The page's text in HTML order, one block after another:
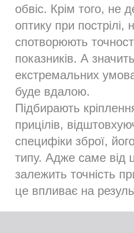
обвіс. Крім того, не
оптику при пострілі,
спотворюють
показників. А
екстремальних
буде вдалою.
Підбирають
прицілів,
специфіки зброї,
типу. Адже саме від
залежить точність
це впливає на